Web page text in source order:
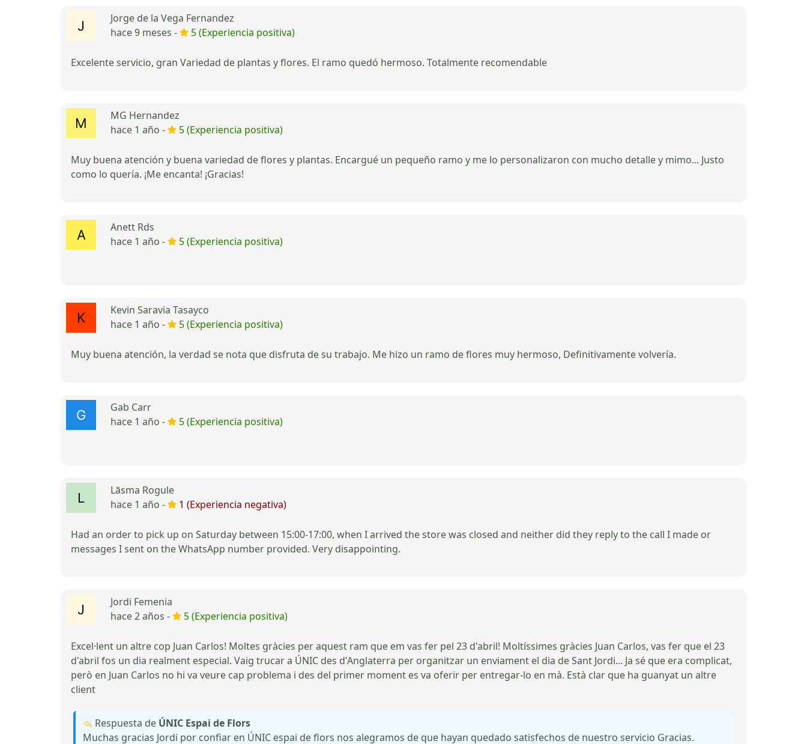
Jorge de la Vega Fernandez
hace 9 meses -
5 (Experiencia positiva)
Excelente servicio, gran Variedad de plantas y flores. El ramo quedó hermoso. Totalmente recomendable
MG Hernandez
hace 1 año -
5 (Experiencia positiva)
Muy buena atención y buena variedad de flores y plantas. Encargué un pequeño ramo y me lo personalizaron con mucho detalle y mimo... Justo
como lo quería. ¡Me encanta! ¡Gracias!
Anett Rds
hace 1 año -
5 (Experiencia positiva)
Kevin Saravia Tasayco
hace 1 año -
5 (Experiencia positiva)
Muy buena atención, la verdad se nota que disfruta de su trabajo. Me hizo un ramo de flores muy hermoso, Definitivamente volvería.
Gab Carr
hace 1 año -
5 (Experiencia positiva)
Lāsma Rogule
hace 1 año -
1 (Experiencia negativa)
Had an order to pick up on Saturday between 15:00-17:00, when I arrived the store was closed and neither did they reply to the call I made or
messages I sent on the WhatsApp number provided. Very disappointing.
Jordi Femenia
hace 2 años -
5 (Experiencia positiva)
Excel·lent un altre cop Juan Carlos! Moltes gràcies per aquest ram que em vas fer pel 23 d'abril! Moltíssimes gràcies Juan Carlos, vas fer que el 23
d'abril fos un dia realment especial. Vaig trucar a ÚNIC des d'Anglaterra per organitzar un enviament el dia de Sant Jordi... Ja sé que era complicat,
però en Juan Carlos no hi va veure cap problema i des del primer moment es va oferir per entregar-lo en mà. Està clar que ha guanyat un altre
client
Respuesta de ÚNIC Espai de Flors
Muchas gracias Jordi por confiar en ÚNIC espai de flors nos alegramos de que hayan quedado satisfechos de nuestro servicio Gracias.